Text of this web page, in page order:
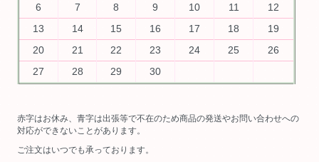
6
7 8 9 10 11
12
13
14 15 16 17 18
19
20
21 22 23 24 25
26
27
28 29 30
赤字はお休み、青字は出張等で不在のため商品の発送やお問い合わせへの
対応ができないことがあります。
ご注文はいつでも承っております。